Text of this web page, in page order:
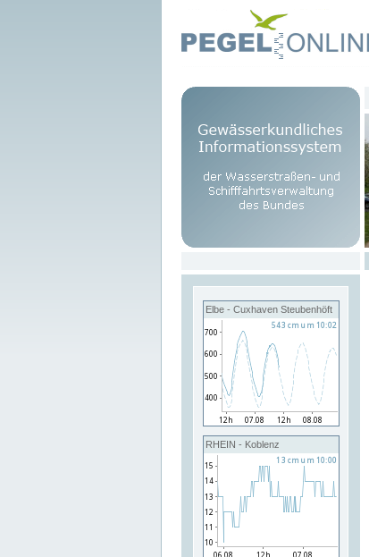
Elbe - Cuxhaven Steubenhöft
RHEIN - Koblenz